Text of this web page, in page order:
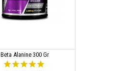
Beta Alanine 300 Gr